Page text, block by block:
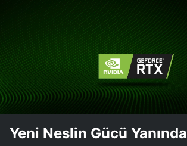
Yeni Neslin Gücü Yanında